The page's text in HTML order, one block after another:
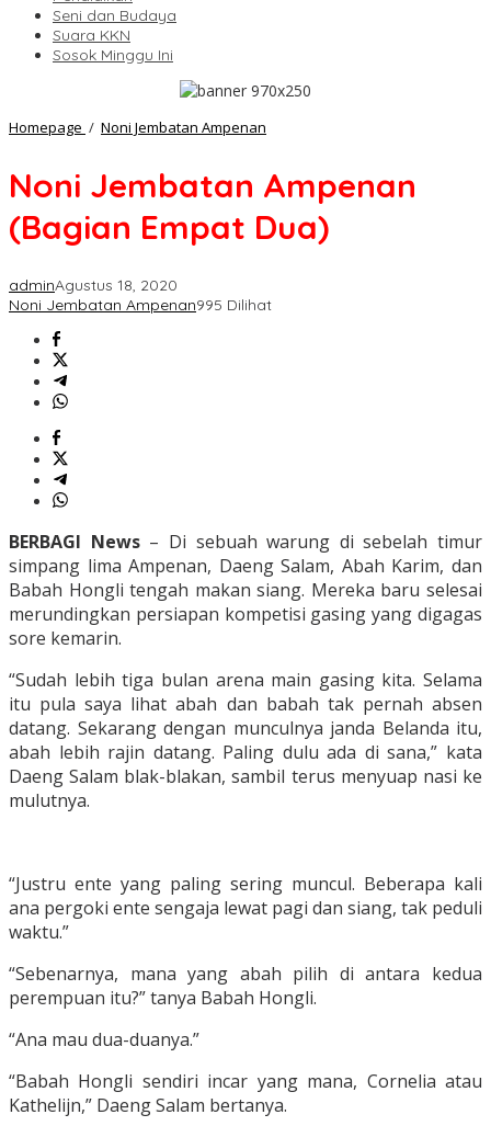
Seni dan Budaya
Suara KKN
Sosok Minggu Ini
Homepage / Noni Jembatan Ampenan
(Bagian
Dua)
Noni Jembatan Ampenan
(Bagian Empat Dua)
adminAgustus 18, 2020
Noni Jembatan Ampenan995 Dilihat
BERBAGI News– Di sebuah warung di sebelah timur
simpang lima Ampenan, Daeng Salam, Abah Karim, dan
Babah Hongli tengah makan siang. Mereka baru selesai
merundingkan persiapan kompetisi gasing yang digagas
sore kemarin.
“Sudah lebih tiga bulan arena main gasing kita. Selama
itu pula saya lihat abah dan babah tak pernah absen
datang. Sekarang dengan munculnya janda Belanda itu,
abah lebih rajin datang. Paling dulu ada di sana,” kata
Daeng Salam blak-blakan, sambil terus menyuap nasi ke
mulutnya.
“Justru ente yang paling sering muncul. Beberapa kali
ana pergoki ente sengaja lewat pagi dan siang, tak peduli
waktu.”
“Sebenarnya, mana yang abah pilih di antara kedua
perempuan itu?” tanya Babah Hongli.
“Ana mau dua-duanya.”
“Babah Hongli sendiri incar yang mana, Cornelia atau
Kathelijn,” Daeng Salam bertanya.